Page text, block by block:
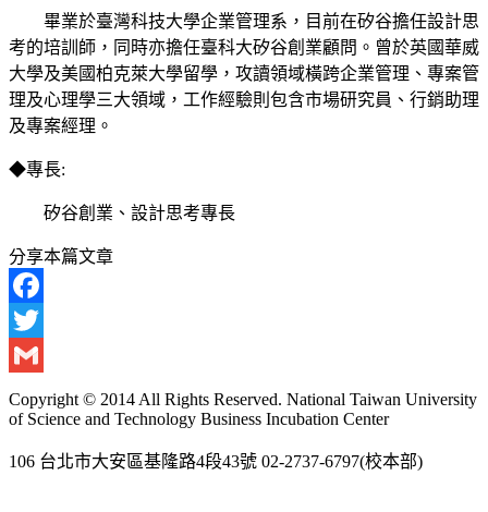
畢業於臺灣科技大學企業管理系，目前在矽谷擔任設計思
考的培訓師，同時亦擔任臺科大矽谷創業顧問。曾於英國華威
大學及美國柏克萊大學留學，攻讀領域橫跨企業管理、專案管
理及心理學三大領域，工作經驗則包含市場研究員、行銷助理
及專案經理。
◆專長:
矽谷創業、設計思考專長
分享本篇文章
Facebook
Twitter
Gmail
Copyright © 2014 All Rights Reserved. National Taiwan University
of Science and Technology Business Incubation Center
106 台北市大安區基隆路4段43號 02-2737-6797(校本部)